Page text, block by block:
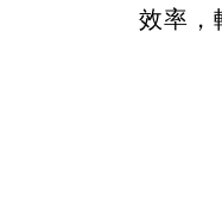
效率，